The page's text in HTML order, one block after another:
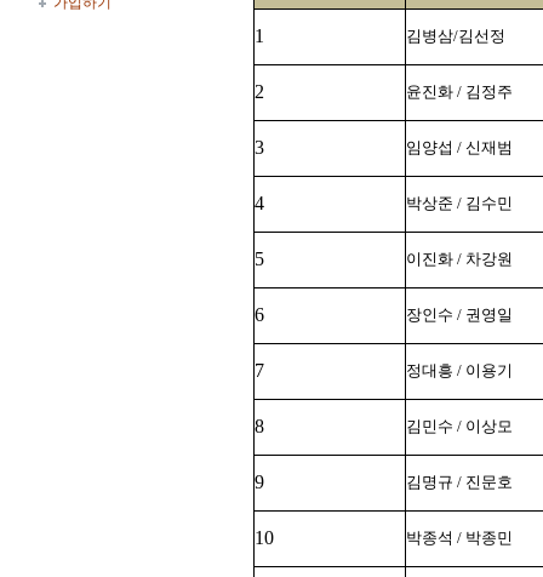
1 김병삼/김선정
2 윤진화 / 김정주
3 임양섭 / 신재범
4 박상준 / 김수민
5 이진화 / 차강원
6 장인수 / 권영일
7 정대흥 / 이용기
8 김민수 / 이상모
9 김명규 / 진문호
10 박종석 / 박종민